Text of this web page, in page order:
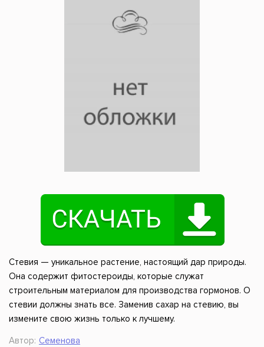
Стевия — уникальное растение, настоящий дар природы.
Она содержит фитостероиды, которые служат
строительным материалом для производства гормонов. О
стевии должны знать все. Заменив сахар на стевию, вы
измените свою жизнь только к лучшему.
Автор: Семенова